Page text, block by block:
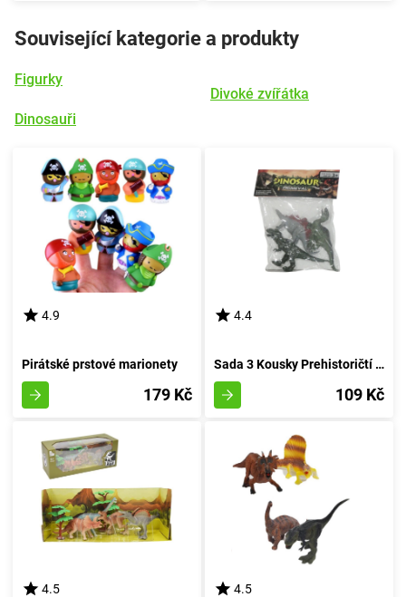
Související kategorie a produkty
Figurky
Dinosauři
Divoké zvířátka
4.9
Pirátské prstové marionety
179 Kč
4.4
Sada 3 Kousky Prehistoričtí Jurská Bestie
109 Kč
4.5 4.5